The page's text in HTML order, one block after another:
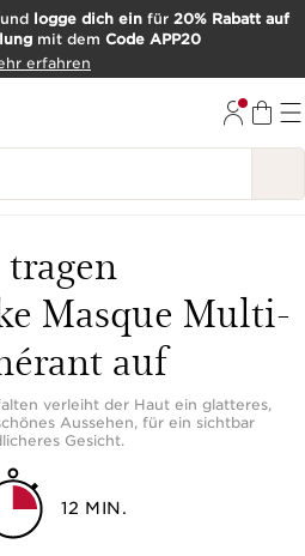
logge dich ein für 20% Rabatt auf
mit dem Code APP20
erfahren
tragen
Masque Multi-
auf
verleiht der Haut ein glatteres,
Aussehen, für ein sichtbar
Gesicht.
12 MIN.